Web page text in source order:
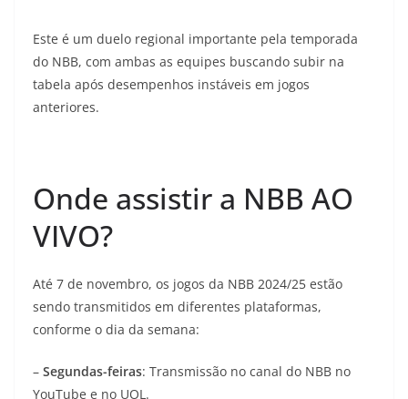
Este é um duelo regional importante pela temporada
do NBB, com ambas as equipes buscando subir na
tabela após desempenhos instáveis em jogos
anteriores.
Onde assistir a NBB AO
VIVO?
Até 7 de novembro, os jogos da NBB 2024/25 estão
sendo transmitidos em diferentes plataformas,
conforme o dia da semana:
– Segundas-feiras: Transmissão no canal do NBB no
YouTube e no UOL.